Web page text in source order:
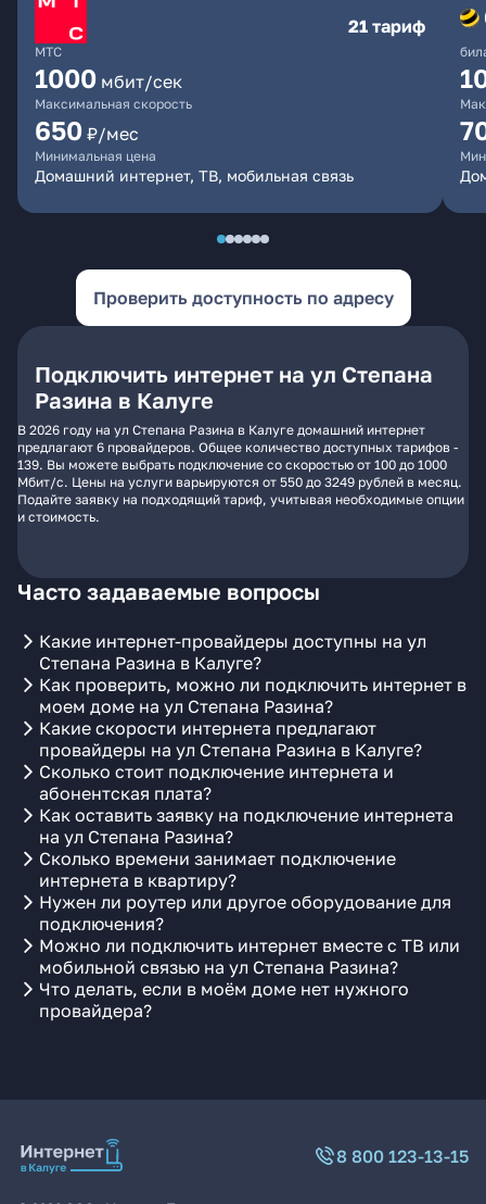
МТС
21 тариф
1000 мбит/сек
Максимальная скорость
650 ₽/мес
Минимальная цена
Домашний интернет, ТВ, мобильная связь
Проверить доступность по адресу
Подключить интернет на ул Степана
Разина в Калуге
В 2026 году на ул Степана Разина в Калуге домашний интернет
предлагают 6 провайдеров. Общее количество доступных тарифов -
139. Вы можете выбрать подключение со скоростью от 100 до 1000
Мбит/с. Цены на услуги варьируются от 550 до 3249 рублей в месяц.
Подайте заявку на подходящий тариф, учитывая необходимые опции
и стоимость.
Часто задаваемые вопросы
Какие интернет-провайдеры доступны на ул
Степана Разина в Калуге?
Как проверить, можно ли подключить интернет в
моем доме на ул Степана Разина?
Какие скорости интернета предлагают
провайдеры на ул Степана Разина в Калуге?
Сколько стоит подключение интернета и
абонентская плата?
Как оставить заявку на подключение интернета
на ул Степана Разина?
Сколько времени занимает подключение
интернета в квартиру?
Нужен ли роутер или другое оборудование для
подключения?
Можно ли подключить интернет вместе с ТВ или
мобильной связью на ул Степана Разина?
Что делать, если в моём доме нет нужного
провайдера?
8 800 123-13-15